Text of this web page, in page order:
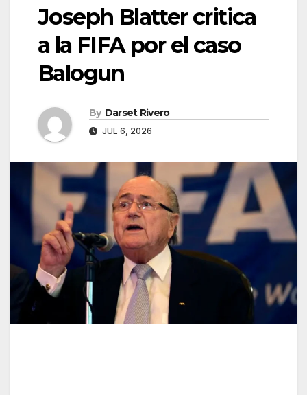
Joseph Blatter critica
a la FIFA por el caso
Balogun
By Darset Rivero
JUL 6, 2026